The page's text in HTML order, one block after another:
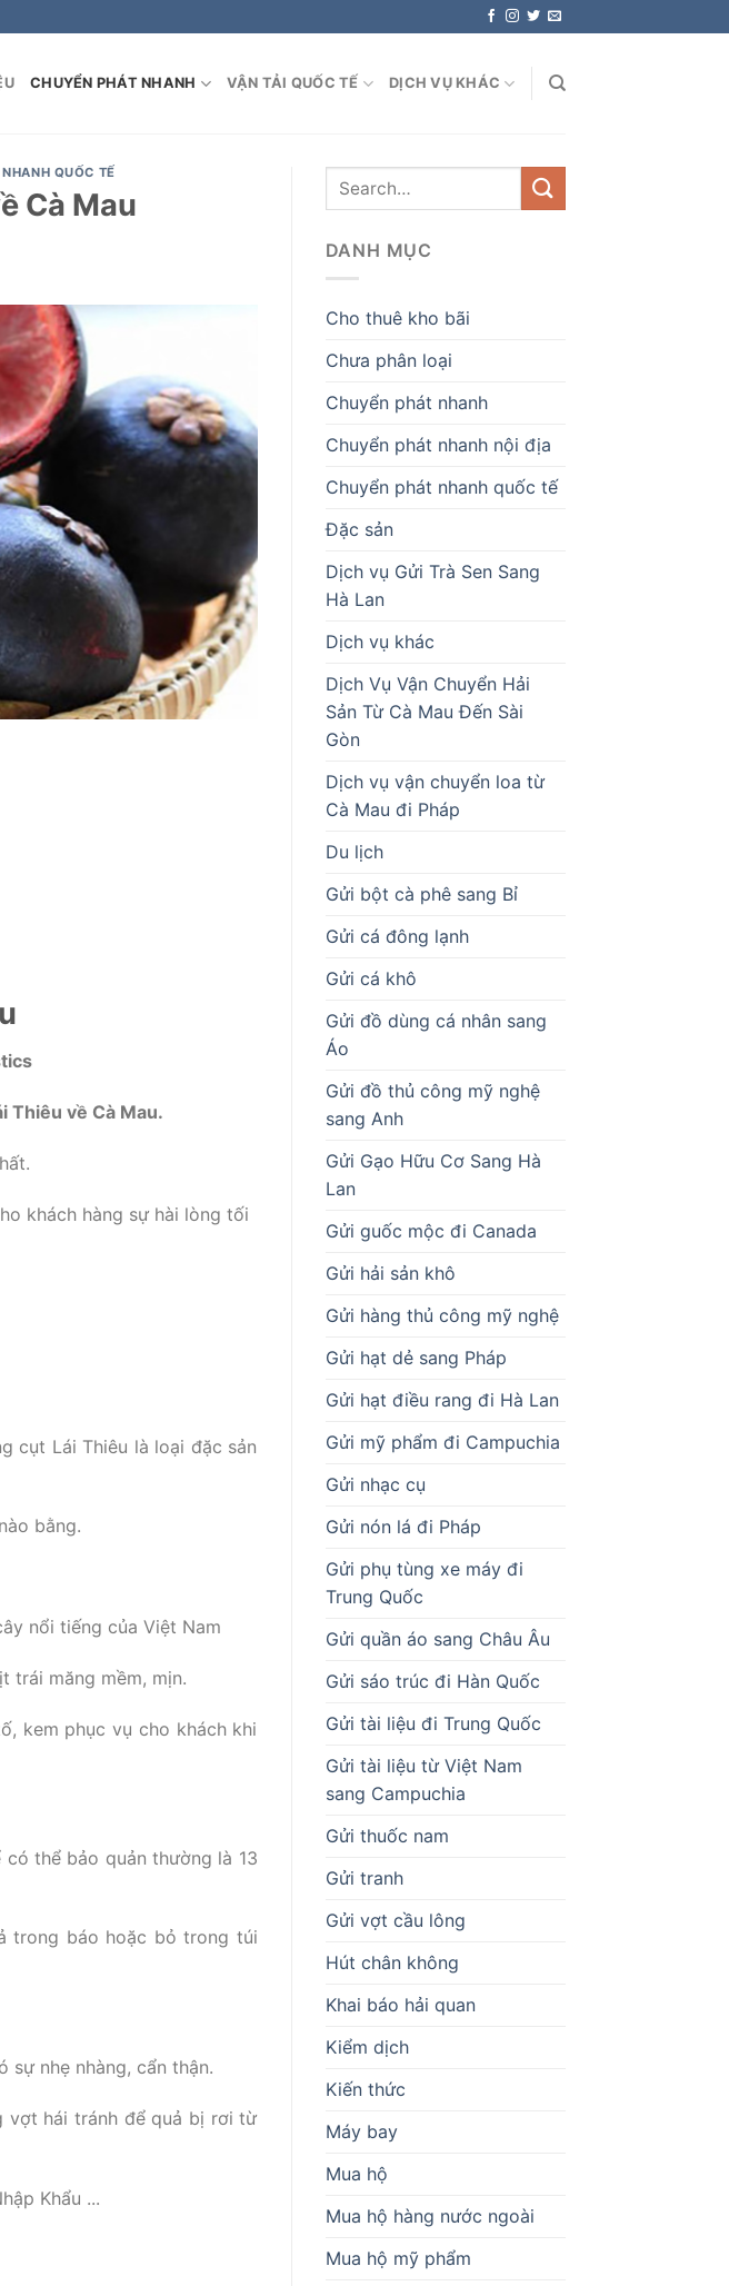
CHUYỂN PHÁT NHANH VẬN TẢI QUỐC TẾ DỊCH VỤ KHÁC
QUỐC TẾ
Cà Mau
Thiêu về Cà Mau.
khách hàng sự hài lòng tối
cụt Lái Thiêu là loại đặc sản
bằng.
nổi tiếng của Việt Nam
trái măng mềm, mịn.
kem phục vụ cho khách khi
thể bảo quản thường là 13
trong báo hoặc bỏ trong túi
nhẹ nhàng, cẩn thận.
vợt hái tránh để quả bị rơi từ
DANH MỤC
Cho thuê kho bãi
Chưa phân loại
Chuyển phát nhanh
Chuyển phát nhanh nội địa
Chuyển phát nhanh quốc tế
Đặc sản
Dịch vụ Gửi Trà Sen Sang
Hà Lan
Dịch vụ khác
Dịch Vụ Vận Chuyển Hải
Sản Từ Cà Mau Đến Sài
Gòn
Dịch vụ vận chuyển loa từ
Cà Mau đi Pháp
Du lịch
Gửi bột cà phê sang Bỉ
Gửi cá đông lạnh
Gửi cá khô
Gửi đồ dùng cá nhân sang
Áo
Gửi đồ thủ công mỹ nghệ
sang Anh
Gửi Gạo Hữu Cơ Sang Hà
Lan
Gửi guốc mộc đi Canada
Gửi hải sản khô
Gửi hàng thủ công mỹ nghệ
Gửi hạt dẻ sang Pháp
Gửi hạt điều rang đi Hà Lan
Gửi mỹ phẩm đi Campuchia
Gửi nhạc cụ
Gửi nón lá đi Pháp
Gửi phụ tùng xe máy đi
Trung Quốc
Gửi quần áo sang Châu Âu
Gửi sáo trúc đi Hàn Quốc
Gửi tài liệu đi Trung Quốc
Gửi tài liệu từ Việt Nam
sang Campuchia
Gửi thuốc nam
Gửi tranh
Gửi vợt cầu lông
Hút chân không
Khai báo hải quan
Kiểm dịch
Kiến thức
Máy bay
Mua hộ
Mua hộ hàng nước ngoài
Mua hộ mỹ phẩm